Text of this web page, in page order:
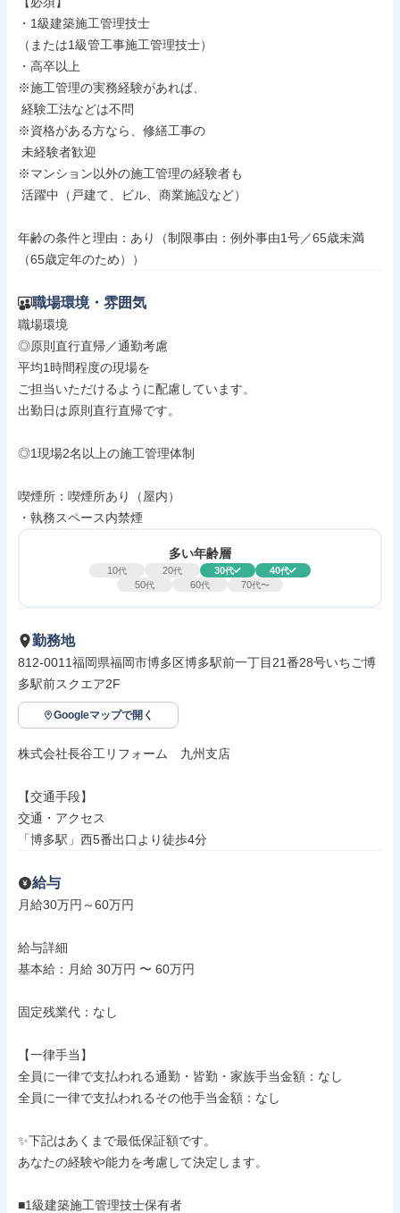
・1級建築施工管理技士
（または1級管工事施工管理技士）
・高卒以上
※施工管理の実務経験があれば、
※資格がある方なら、修繕工事の
※マンション以外の施工管理の経験者も
年齢の条件と理由：あり（制限事由：例外事由1号／65歳未満
（65歳定年のため））
職場環境・雰囲気
職場環境
◎原則直行直帰／通勤考慮
平均1時間程度の現場を
ご担当いただけるように配慮しています。
出勤日は原則直行直帰です。
◎1現場2名以上の施工管理体制
喫煙所：喫煙所あり（屋内）
・執務スペース内禁煙
多い年齢層
10代 20代 30代 40代
50代 60代 70代〜
勤務地
812-0011福岡県福岡市博多区博多駅前一丁目21番28号いちご博
多駅前スクエア2F
Googleマップで開く
株式会社長谷工リフォーム　九州支店
【交通手段】
交通・アクセス
「博多駅」西5番出口より徒歩4分
給与
月給30万円～60万円
給与詳細
基本給：月給 30万円 〜 60万円
固定残業代：なし
【一律手当】
全員に一律で支払われる通勤・皆勤・家族手当金額：なし
全員に一律で支払われるその他手当金額：なし
✨下記はあくまで最低保証額です。
あなたの経験や能力を考慮して決定します。
■1級建築施工管理技士保有者